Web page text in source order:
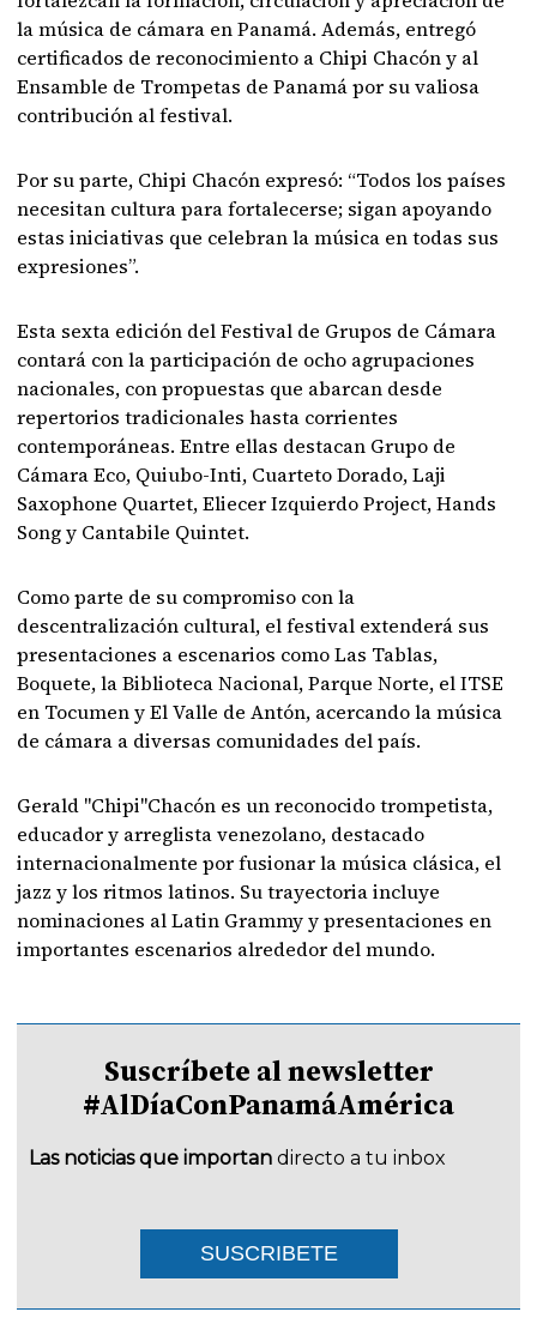
la música de cámara en Panamá. Además, entregó
certificados de reconocimiento a Chipi Chacón y al
Ensamble de Trompetas de Panamá por su valiosa
contribución al festival.
Por su parte, Chipi Chacón expresó: “Todos los países
necesitan cultura para fortalecerse; sigan apoyando
estas iniciativas que celebran la música en todas sus
expresiones”.
Esta sexta edición del Festival de Grupos de Cámara
contará con la participación de ocho agrupaciones
nacionales, con propuestas que abarcan desde
repertorios tradicionales hasta corrientes
contemporáneas. Entre ellas destacan Grupo de
Cámara Eco, Quiubo-Inti, Cuarteto Dorado, Laji
Saxophone Quartet, Eliecer Izquierdo Project, Hands
Song y Cantabile Quintet.
Como parte de su compromiso con la
descentralización cultural, el festival extenderá sus
presentaciones a escenarios como Las Tablas,
Boquete, la Biblioteca Nacional, Parque Norte, el ITSE
en Tocumen y El Valle de Antón, acercando la música
de cámara a diversas comunidades del país.
Gerald "Chipi"Chacón es un reconocido trompetista,
educador y arreglista venezolano, destacado
internacionalmente por fusionar la música clásica, el
jazz y los ritmos latinos. Su trayectoria incluye
nominaciones al Latin Grammy y presentaciones en
importantes escenarios alrededor del mundo.
Suscríbete al newsletter
#AlDíaConPanamáAmérica
Las noticias que importan directo a tu inbox
SUSCRIBETE